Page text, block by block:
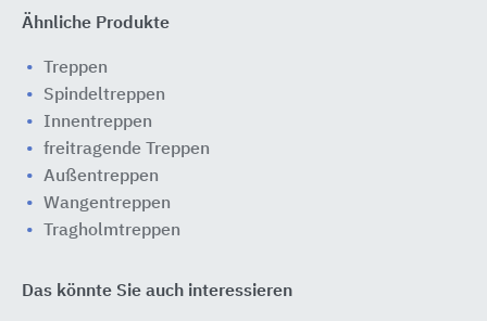
Ähnliche Produkte
Treppen
Spindeltreppen
Innentreppen
freitragende Treppen
Außentreppen
Wangentreppen
Tragholmtreppen
Das könnte Sie auch interessieren